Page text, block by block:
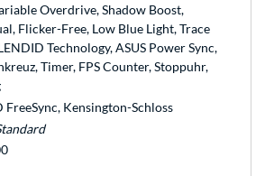
Overdrive, Shadow Boost,
Flicker-Free, Low Blue Light, Trace
Technology, ASUS Power Sync,
Timer, FPS Counter, Stoppuhr,
Kensington-Schloss